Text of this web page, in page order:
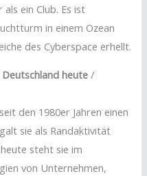
ein Club. Es ist
in einem Ozean
des Cyberspace erhellt.
heute /
den 1980er Jahren einen
sie als Randaktivität
steht sie im
von Unternehmen,